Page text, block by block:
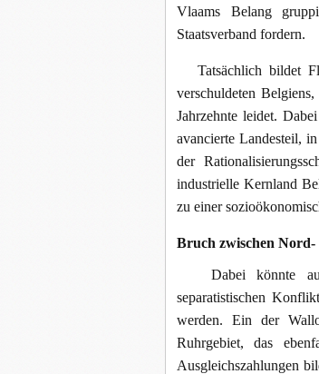
Vlaams Belang
Staatsverband fordern.
Tatsächlich bildet
verschuldeten
Jahrzehnte leidet.
avancierte Landesteil,
der
industrielle Kernland
zu einer
Bruch zwischen Nord-
Dabei könnte auch
separatistischen
werden. Ein der
Ruhrgebiet, das
Ausgleichszahlungen